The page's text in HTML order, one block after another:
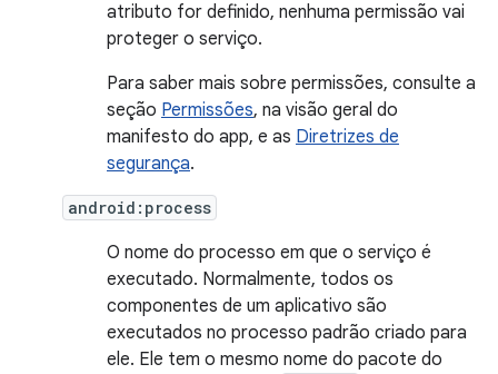
atributo for definido, nenhuma permissão vai
proteger o serviço.
Para saber mais sobre permissões, consulte a
seção Permissões, na visão geral do
manifesto do app, e as Diretrizes de
segurança.
android:process
O nome do processo em que o serviço é
executado. Normalmente, todos os
componentes de um aplicativo são
executados no processo padrão criado para
ele. Ele tem o mesmo nome do pacote do